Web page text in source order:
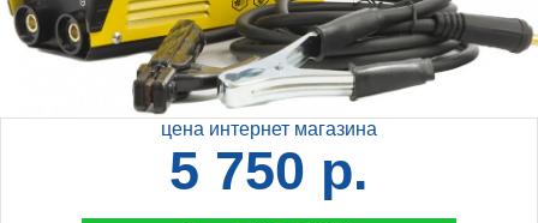
цена интернет магазина
5 750 р.